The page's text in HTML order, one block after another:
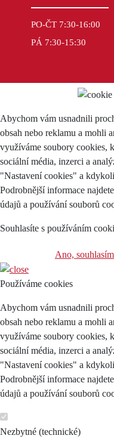
PO-ČT 7:30-16:00
PÁ 7:30-15:30
Abychom vám usnadnili
obsah nebo reklamu a mohli
využíváme soubory cookies,
sociální média, inzerci a
"Nastavení cookies" a
Podrobnější informace
údajů a používání souborů
Souhlasíte s používáním
Ano, souhlasím
Používáme cookies
Abychom vám usnadnili
obsah nebo reklamu a mohli
využíváme soubory cookies,
sociální média, inzerci a
"Nastavení cookies" a
Podrobnější informace
údajů a používání souborů
Nezbytné (technické)